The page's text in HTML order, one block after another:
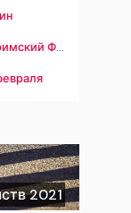
Франциск
2021